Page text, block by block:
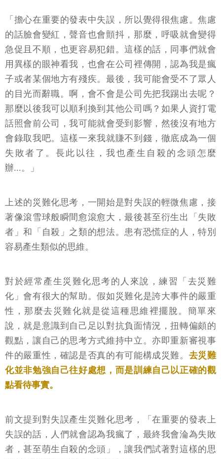
「擔心在重要的發表中失誤，所以覺得很焦慮。焦慮
的話臉會變紅，聲音也會顫抖，那麼，呼吸就會變得
急促且不順，也更容易犯錯。這樣的話，同事們就會
用異樣的眼神看我，也會在公司裡傳開，認為我是瘋
子或者某個地方有殘疾。最後，我可能會受不了眾人
的目光而辭職。啊，會不會是公司先把我踢出去呢？
那麼以後我可以順利換到其他公司嗎？如果人資打電
話照會前公司，我可能就會受到影響，然後沒有地方
會錄取我吧。這樣一來我就賺不到錢，徹底成為一個
失敗者了。長此以往，我也產生自殺的念頭怎麼
辦...。」
上述的災難化思考，一開始是對失誤的輕微焦慮，接
著像滾雪球般瞬間愈滾愈大，最後甚至衍生出「失敗
者」和「自殺」之類的想法。患有恐慌症的人，特別
容易產生類似的思維。
對於經常產生災難化思考的人來說，練習「去災難
化」會有很大的幫助。假如災難化是誇大事件的嚴重
性，那麼去災難化就是從這種思維裡擺脫。簡單來
說，就是意識到自己足以對抗負面情況，扭轉偏頗的
觀點，讓自己的思考方式維持中立。亦即重新審視事
件的嚴重性，確認是否真的有可能構成災難。 去災難
化並非勉強自己往好處想，而是訓練自己以正確的觀
點看待事實。
前文提到對失誤產生災難化思考，「在重要的發表上
失誤的話，人們就會認為我瘋了，最終我會淪為失敗
者，甚至萌生自殺的念頭」，讓我們試著對這樣的思